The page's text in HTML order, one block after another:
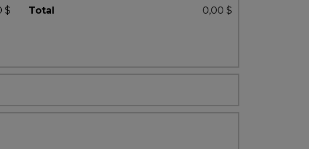
$ Total 0,00 $